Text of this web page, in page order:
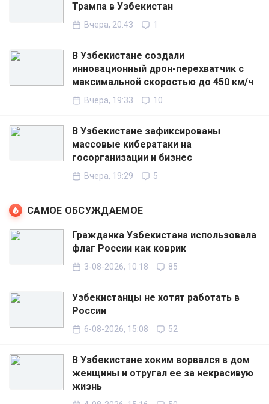
Трампа в Узбекистан
Вчера, 20:43 1
В Узбекистане создали
инновационный дрон-перехватчик с
максимальной скоростью до 450 км/ч
Вчера, 19:33 10
В Узбекистане зафиксированы
массовые кибератаки на
госорганизации и бизнес
Вчера, 19:29 5
САМОЕ ОБСУЖДАЕМОЕ
Гражданка Узбекистана использовала
флаг России как коврик
3-08-2026, 10:18 85
Узбекистанцы не хотят работать в
России
6-08-2026, 15:08 52
В Узбекистане хоким ворвался в дом
женщины и отругал ее за некрасивую
жизнь